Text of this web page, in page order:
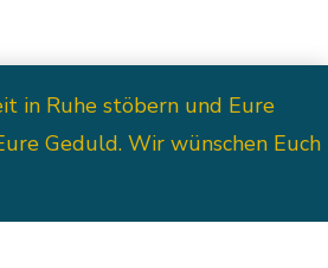
in Ruhe stöbern und Eure
Geduld. Wir wünschen Euch